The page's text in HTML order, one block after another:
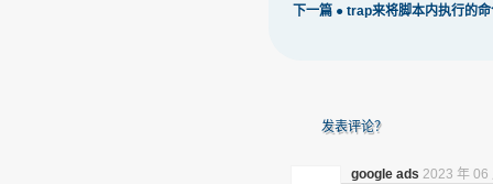
下一篇 ● trap来将脚本内执行的
发表评论？
google ads 2023 年 06